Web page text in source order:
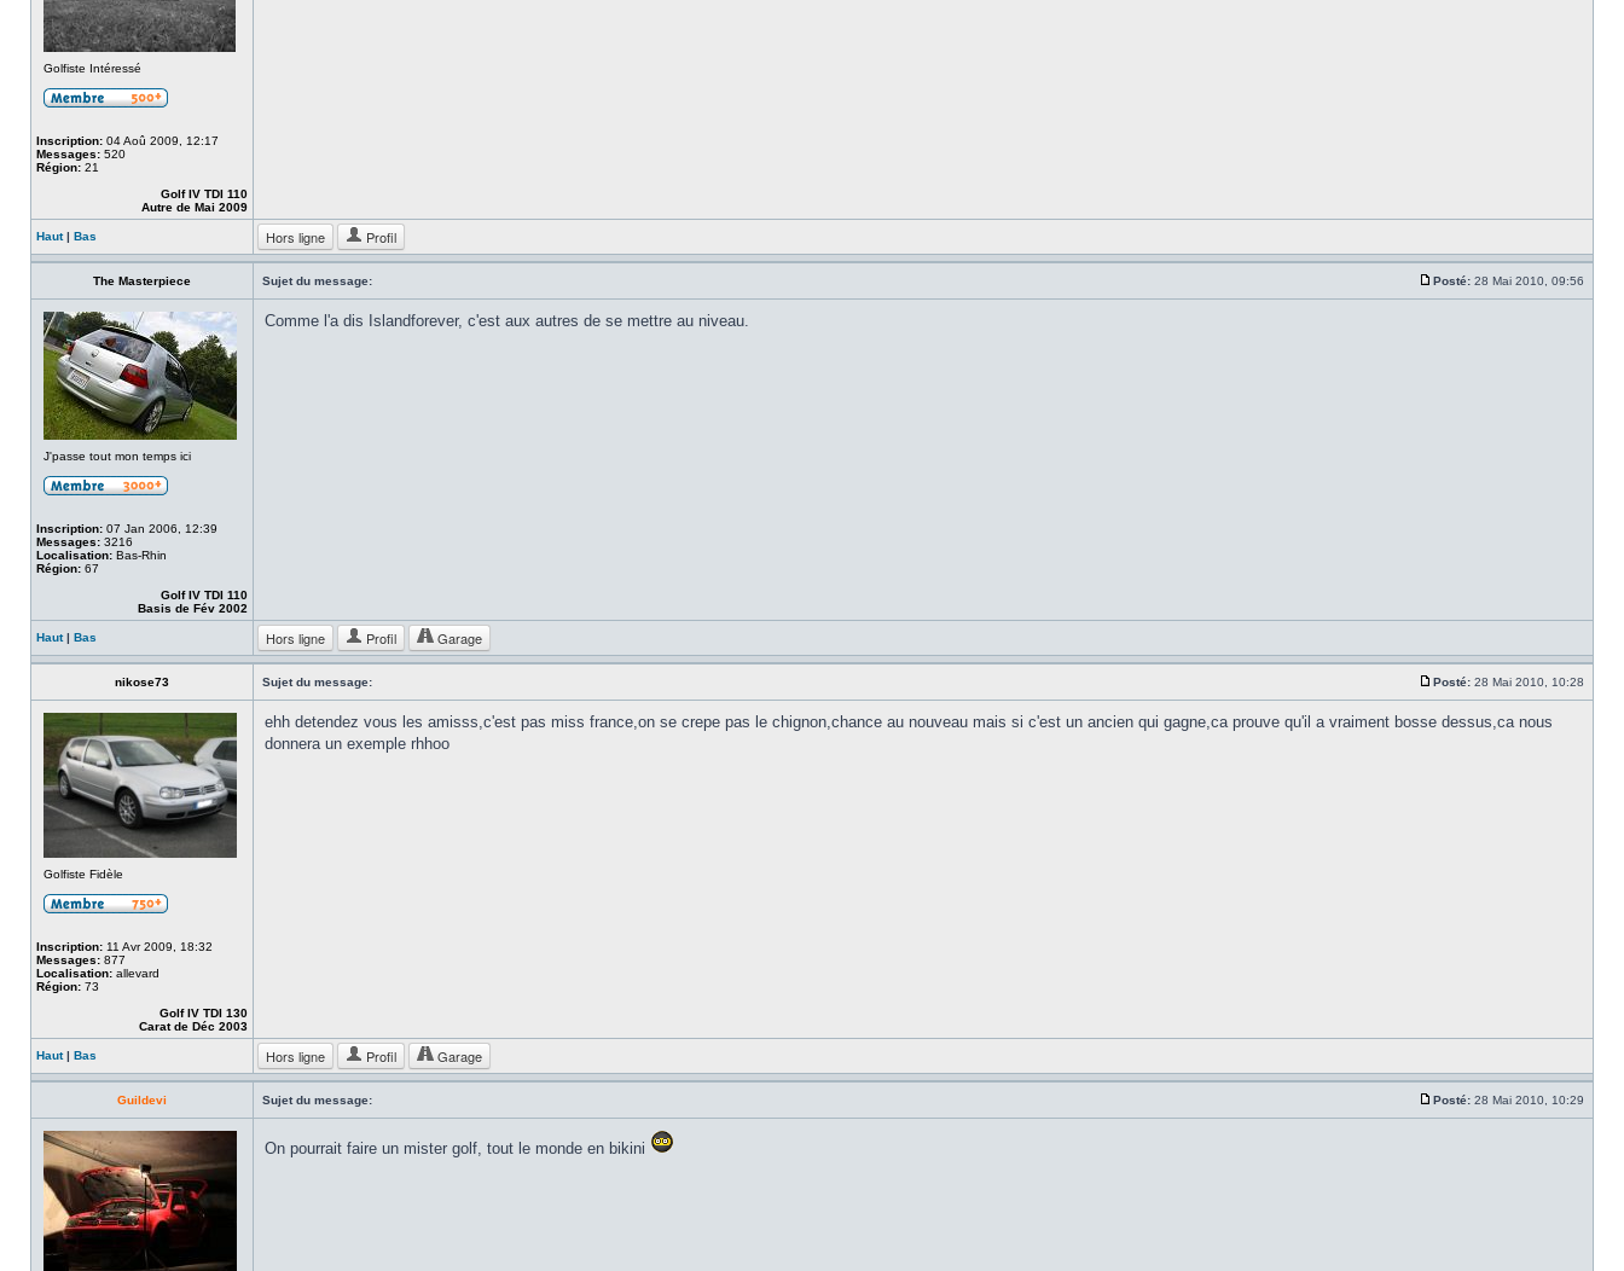
Golfiste Intéressé
Inscription: 04 Aoû 2009, 12:17
Messages: 520
Région: 21
Golf IV TDI 110
Autre de Mai 2009
Haut| Bas Hors ligne Profil
The Masterpiece Sujet du message: Posté: 28 Mai 2010, 09:56
J'passe tout mon temps ici
Inscription: 07 Jan 2006, 12:39
Messages: 3216
Localisation: Bas-Rhin
Région: 67
Golf IV TDI 110
Basis de Fév 2002
Comme l'a dis Islandforever, c'est aux autres de se mettre au niveau.
Haut| Bas Hors ligne Profil Garage
nikose73 Sujet du message: Posté: 28 Mai 2010, 10:28
Golfiste Fidèle
Inscription: 11 Avr 2009, 18:32
Messages: 877
Localisation: allevard
Région: 73
Golf IV TDI 130
Carat de Déc 2003
ehh detendez vous les amisss,c'est pas miss france,on se crepe pas le chignon,chance au nouveau mais si c'est un ancien qui gagne,ca prouve qu'il a vraiment bosse dessus,ca nous
donnera un exemple rhhoo
Haut| Bas Hors ligne Profil Garage
Guildevi Sujet du message: Posté: 28 Mai 2010, 10:29
On pourrait faire un mister golf, tout le monde en bikini